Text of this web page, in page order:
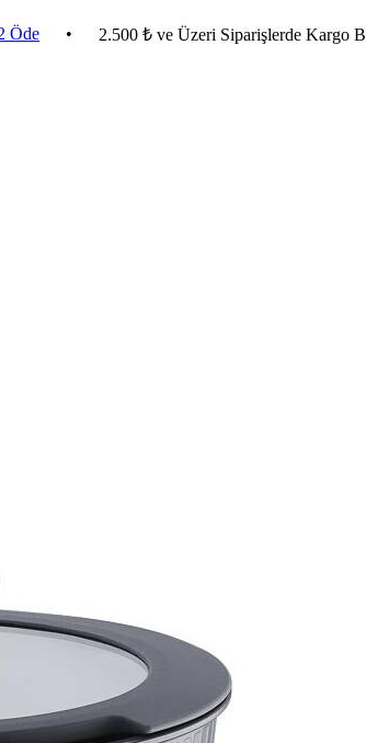
• 2.500 ₺ ve Üzeri Siparişlerde Kargo Bedava